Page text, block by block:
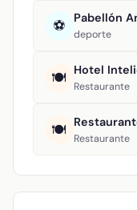
⚽ Pabellón
deporte
🍽️ Restaurante
🍽️ Restaurante